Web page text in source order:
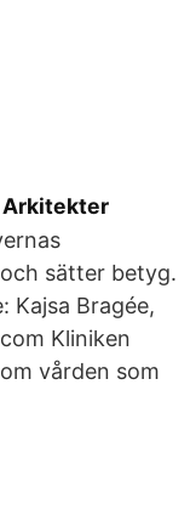
Arkitekter
sätter betyg.
Kajsa Bragée,
Kliniken
vården som